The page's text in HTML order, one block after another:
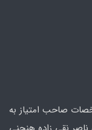
فرهنگ در سال 1378 با مشخصات صاحب امتیاز به